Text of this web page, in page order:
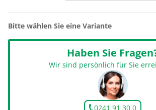
Bitte wählen Sie eine Variante
Haben Sie
Wir sind persönlich für Sie
0241 91 30 0